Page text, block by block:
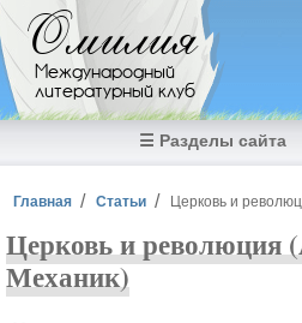
Перейти к основному содержанию
Омилия
Международный
литературный клуб
☰ Разделы сайта
Вы здесь
Главная Статьи Церковь и
Церковь и революция
Механик)